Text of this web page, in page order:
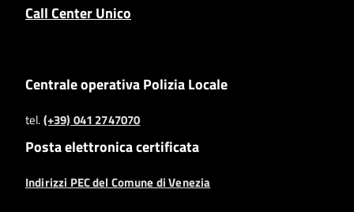
Call Center Unico
Centrale operativa Polizia Locale
tel.(+39) 041 2747070
Posta elettronica certificata
Indirizzi PEC del Comune di Venezia